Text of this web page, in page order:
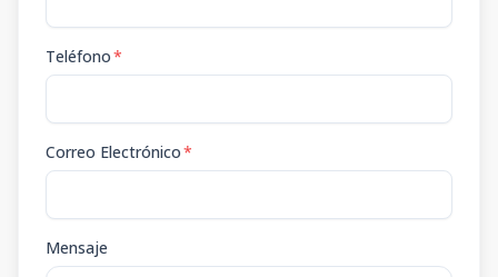
Teléfono*
Correo Electrónico*
Mensaje